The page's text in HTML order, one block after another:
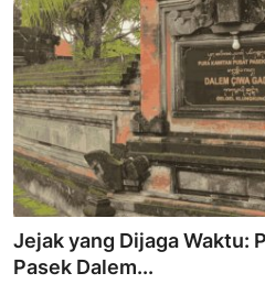
Jejak yang Dijaga Waktu:
Pasek Dalem...